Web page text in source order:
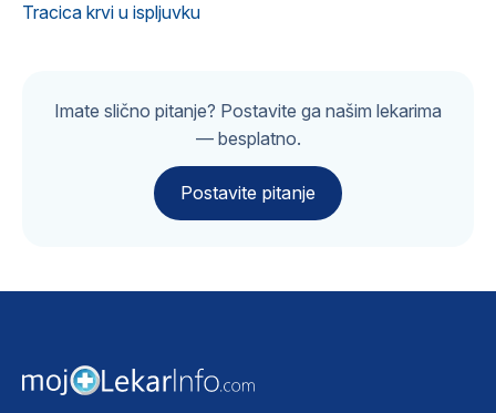
Tracica krvi u ispljuvku
Imate slično pitanje? Postavite ga našim lekarima
— besplatno.
Postavite pitanje